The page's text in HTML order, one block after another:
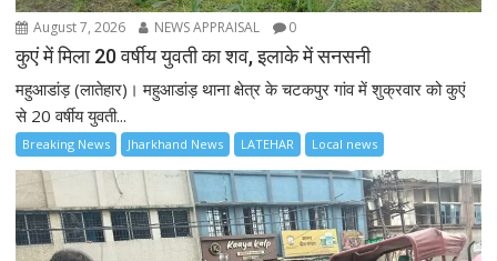
August 7, 2026 NEWS APPRAISAL 0
कुएं में मिला 20 वर्षीय युवती का शव, इलाके में सनसनी
महुआडांड़ (लातेहार)। महुआडांड़ थाना क्षेत्र के चटकपुर गांव में शुक्रवार को कुएं
से 20 वर्षीय युवती...
Breaking News Jharkhand News LATEHAR Local news